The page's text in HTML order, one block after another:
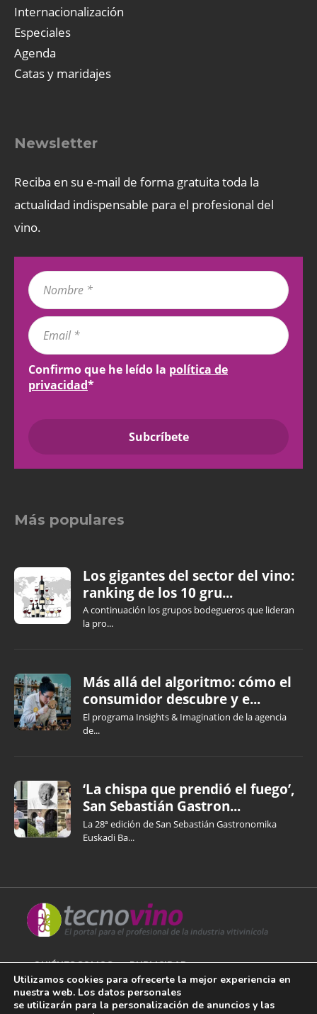
Internacionalización
Especiales
Agenda
Catas y maridajes
Newsletter
Reciba en su e-mail de forma gratuita toda la
actualidad indispensable para el profesional del
vino.
Confirmo que he leído la política de
privacidad*
Más populares
Los gigantes del sector del vino:
ranking de los 10 gru...
A continuación los grupos bodegueros que lideran
la pro...
Más allá del algoritmo: cómo el
consumidor descubre y e...
El programa Insights & Imagination de la agencia
de...
‘La chispa que prendió el fuego’,
San Sebastián Gastron...
La 28ª edición de San Sebastián Gastronomika
Euskadi Ba...
QUIÉNES SOMOS PUBLICIDAD
AVISO LEGAL
Utilizamos cookies para ofrecerte la mejor experiencia en
nuestra web. Los datos personales
se utilizarán para la personalización de anuncios y las